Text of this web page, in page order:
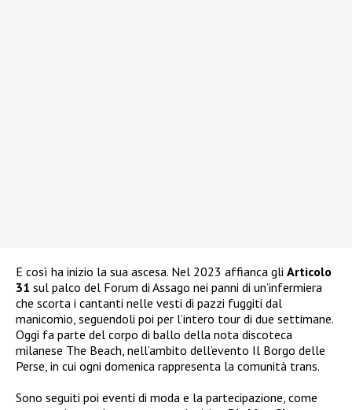
E così ha inizio la sua ascesa. Nel 2023 affianca gli Articolo
31 sul palco del Forum di Assago nei panni di un’infermiera
che scorta i cantanti nelle vesti di pazzi fuggiti dal
manicomio, seguendoli poi per l’intero tour di due settimane.
Oggi fa parte del corpo di ballo della nota discoteca
milanese The Beach, nell’ambito dell’evento Il Borgo delle
Perse, in cui ogni domenica rappresenta la comunità trans.
Sono seguiti poi eventi di moda e la partecipazione, come